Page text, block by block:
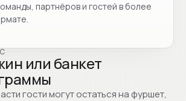
партнёров и гостей в более
или банкет
гости могут остаться на фуршет,